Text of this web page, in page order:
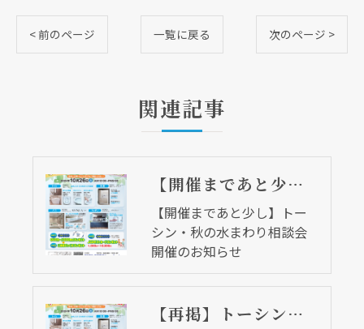
< 前のページ 一覧に戻る 次のページ >
関連記事
【開催まであと少し】トーシン・秋の水まわり相談会開催のお知らせ
【開催まであと少し】トー
シン・秋の水まわり相談会
開催のお知らせ
【再掲】トーシン・秋の水まわり相談会開催のお知らせ